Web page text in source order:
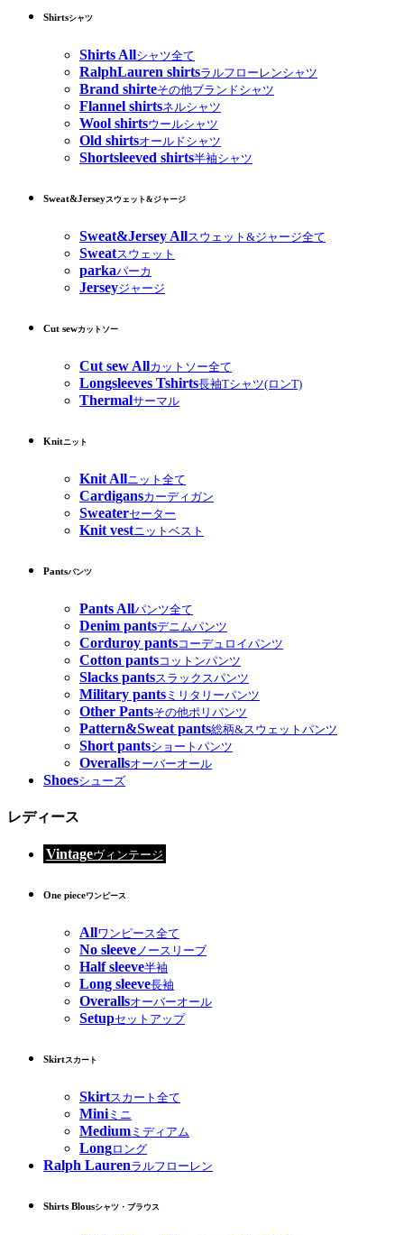
Shirtsシャツ
Shirts Allシャツ全て
RalphLauren shirtsラルフローレンシャツ
Brand shirteその他ブランドシャツ
Flannel shirtsネルシャツ
Wool shirtsウールシャツ
Old shirtsオールドシャツ
Shortsleeved shirts半袖シャツ
Sweat&Jerseyスウェット&ジャージ
Sweat&Jersey Allスウェット&ジャージ全て
Sweatスウェット
parkaパーカ
Jerseyジャージ
Cut sewカットソー
Cut sew Allカットソー全て
Longsleeves Tshirts長袖Tシャツ(ロンT)
Thermalサーマル
Knitニット
Knit Allニット全て
Cardigansカーディガン
Sweaterセーター
Knit vestニットベスト
Pantsパンツ
Pants Allパンツ全て
Denim pantsデニムパンツ
Corduroy pantsコーデュロイパンツ
Cotton pantsコットンパンツ
Slacks pantsスラックスパンツ
Military pants ミリタリーパンツ
Other Pantsその他ポリパンツ
Pattern&Sweat pants総柄&スウェットパンツ
Short pantsショートパンツ
Overallsオーバーオール
Shoesシューズ
レディース
Vintageヴィンテージ
One pieceワンピース
Allワンピース全て
No sleeveノースリーブ
Half sleeve半袖
Long sleeve長袖
Overallsオーバーオール
Setupセットアップ
Skirtスカート
Skirtスカート全て
Miniミニ
Medium ミディアム
Longロング
Ralph Laurenラルフローレン
Shirts Blousシャツ・ブラウス